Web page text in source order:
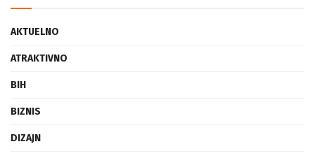
AKTUELNO
ATRAKTIVNO
BIH
BIZNIS
DIZAJN